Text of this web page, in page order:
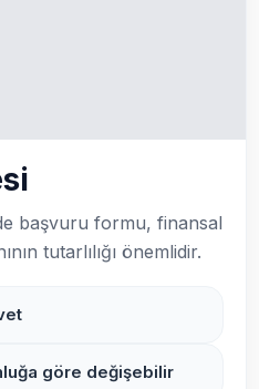
başvuru formu, finansal
tutarlılığı önemlidir.
göre değişebilir